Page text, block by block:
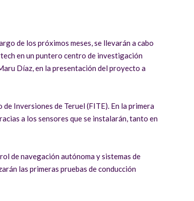
de los próximos meses, se llevarán a cabo
en un puntero centro de investigación
Díaz, en la presentación del proyecto a
Inversiones de Teruel (FITE). En la primera
a los sensores que se instalarán, tanto en
de navegación autónoma y sistemas de
las primeras pruebas de conducción